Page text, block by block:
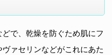
で、乾燥を防ぐため肌にフ
ァセリンなどがこれにあた